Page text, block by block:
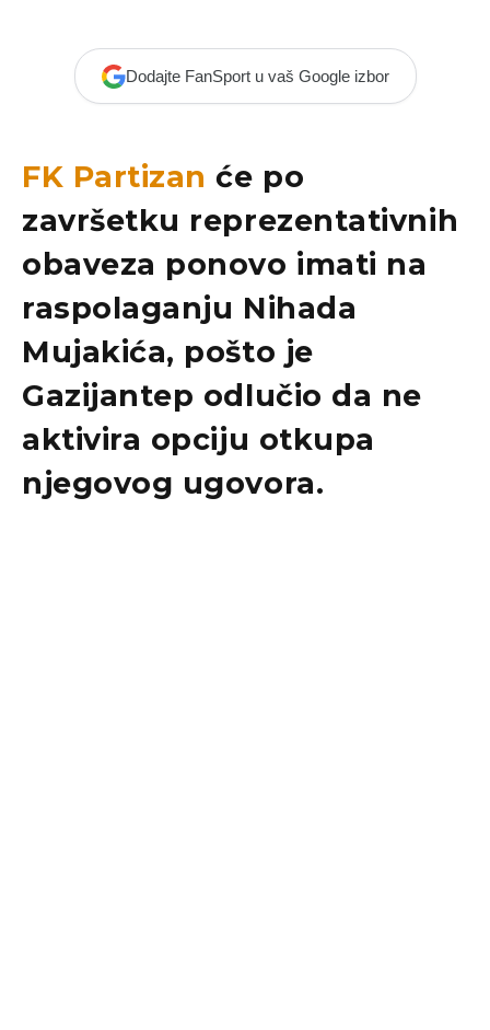
Dodajte FanSport u vaš Google izbor
FK Partizan će po
završetku reprezentativnih
obaveza ponovo imati na
raspolaganju Nihada
Mujakića, pošto je
Gazijantep odlučio da ne
aktivira opciju otkupa
njegovog ugovora.